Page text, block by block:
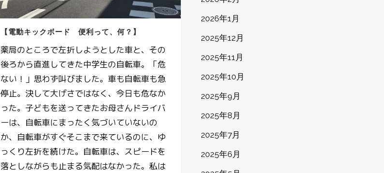
【電動キックボード 便利って、何？】
薬局のところで左折しようとした車と、その
後ろから直進してきた中学生の自転車。「危
ない！」思わず叫びました。車も自転車も急
停止。決して大げさではなく、今日も危なか
った。子どもを送ってきたお母さんドライバ
ーは、自転車にまったく気づいていないの
か、自転車がすぐそこまで来ているのに、ゆ
っくり左折を続けた。自転車は、スピードを
落としながらも止まる気配はなかった。私は
2026年1月
2025年12月
2025年11月
2025年10月
2025年9月
2025年8月
2025年7月
2025年6月